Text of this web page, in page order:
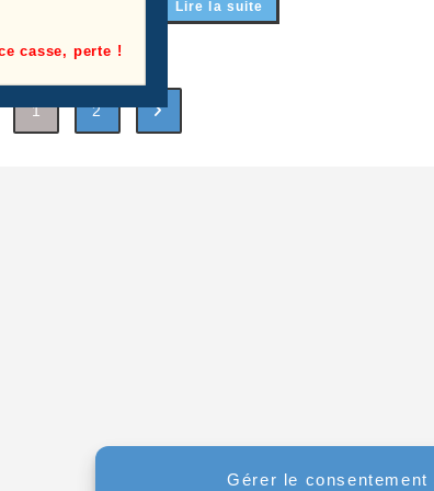
Gérer le consentement
Lire la suite
1 2
casse, perte !